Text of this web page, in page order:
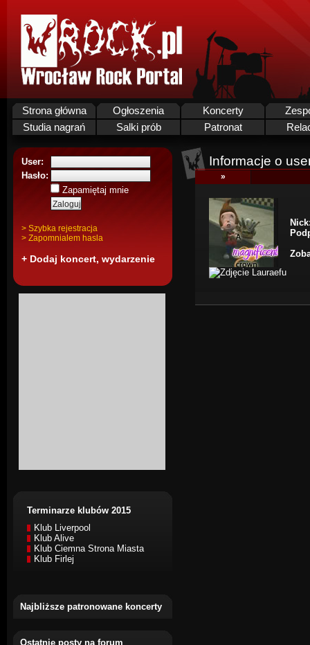
Strona główna Ogłoszenia Koncerty
Studia nagrań
Salki prób Patronat
User:
Hasło:
Zapamiętaj mnie
> Szybka rejestracja
> Zapomnialem hasla
+ Dodaj koncert, wydarzenie
Terminarze klubów 2015
Klub Liverpool
Klub Alive
Klub Ciemna Strona Miasta
Klub Firlej
Najbliższe patronowane koncerty
Ostatnie posty na forum
Informacje o
»